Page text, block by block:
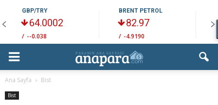
GBP/TRY
64.0002
/ --0.038
BRENT PETROL
82.97
/ -4.9190 /
Ana Sayfa Bist
Bist